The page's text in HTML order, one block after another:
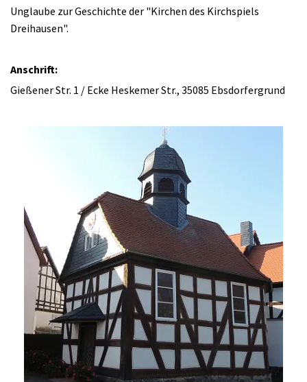
Unglaube zur Geschichte der "Kirchen des Kirchspiels
Dreihausen".
Anschrift:
Gießener Str. 1 / Ecke Heskemer Str., 35085 Ebsdorfergrund